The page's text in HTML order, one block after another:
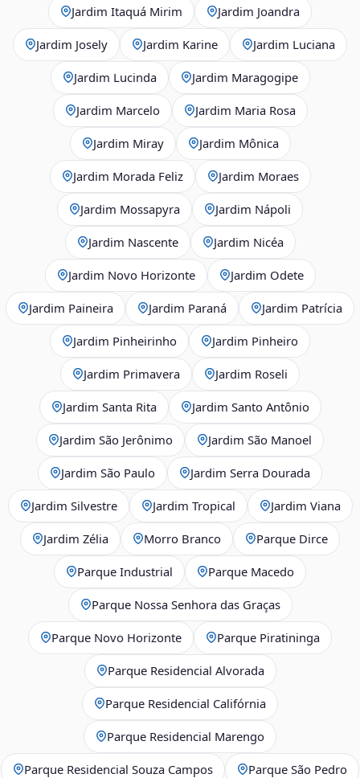
Jardim Itaquá Mirim Jardim Joandra
Jardim Josely Jardim Karine Jardim Luciana
Jardim Lucinda Jardim Maragogipe
Jardim Marcelo Jardim Maria Rosa
Jardim Miray Jardim Mônica
Jardim Morada Feliz Jardim Moraes
Jardim Mossapyra Jardim Nápoli
Jardim Nascente Jardim Nicéa
Jardim Novo Horizonte Jardim Odete
Jardim Paineira Jardim Paraná Jardim Patrícia
Jardim Pinheirinho Jardim Pinheiro
Jardim Primavera Jardim Roseli
Jardim Santa Rita Jardim Santo Antônio
Jardim São Jerônimo Jardim São Manoel
Jardim São Paulo Jardim Serra Dourada
Jardim Silvestre Jardim Tropical Jardim Viana
Jardim Zélia Morro Branco Parque Dirce
Parque Industrial Parque Macedo
Parque Nossa Senhora das Graças
Parque Novo Horizonte Parque Piratininga
Parque Residencial Alvorada
Parque Residencial Califórnia
Parque Residencial Marengo
Parque Residencial Souza Campos Parque São Pedro